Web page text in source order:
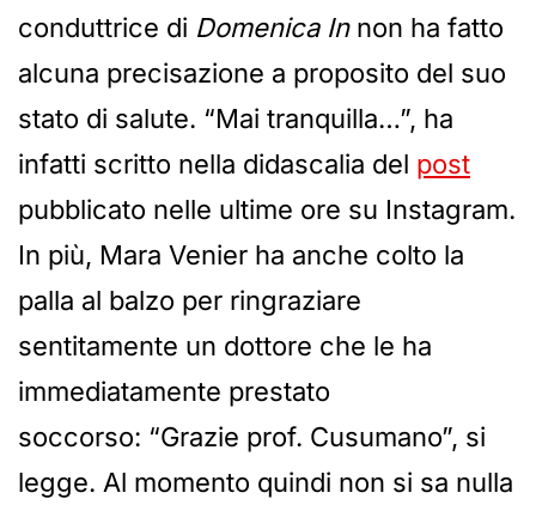
conduttrice di Domenica Innon ha fatto
alcuna precisazione a proposito del suo
stato di salute. “Mai tranquilla…”, ha
infatti scritto nella didascalia del post
pubblicato nelle ultime ore su Instagram.
In più, Mara Venier ha anche colto la
palla al balzo per ringraziare
sentitamente un dottore che le ha
immediatamente prestato
soccorso: “Grazie prof. Cusumano”, si
legge. Al momento quindi non si sa nulla